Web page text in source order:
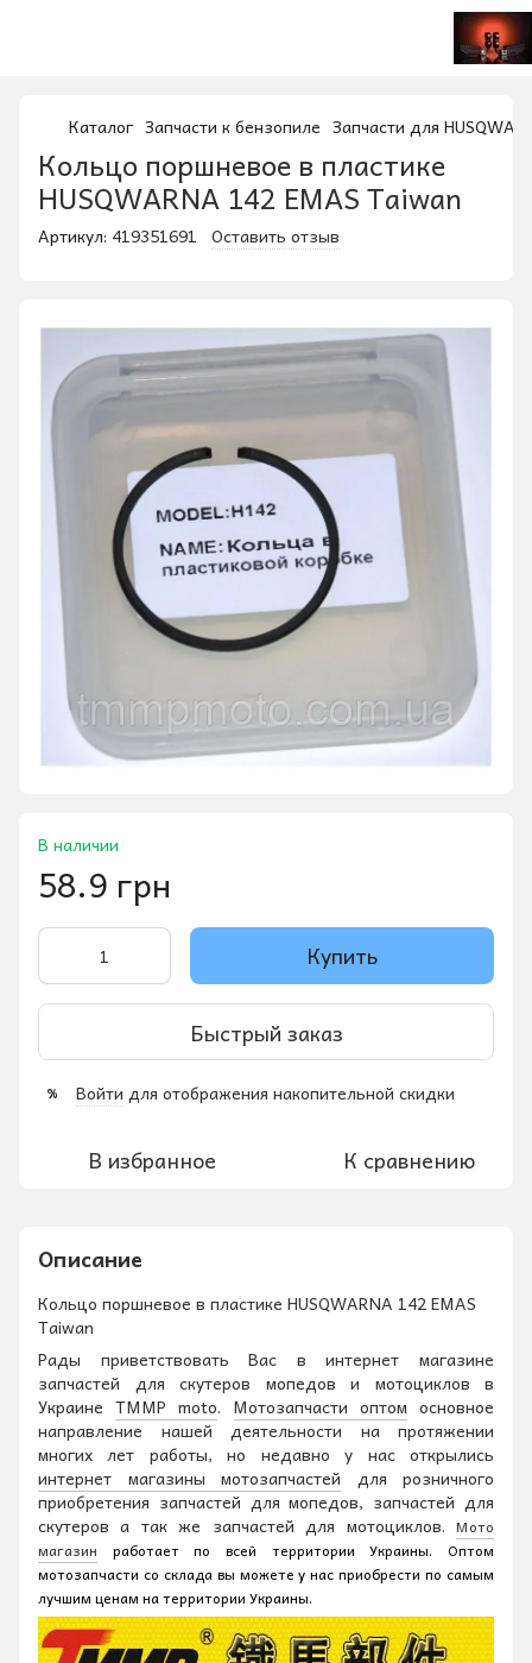
Каталог Запчасти к бензопиле Запчасти для
Кольцо поршневое в пластике
HUSQWARNA 142 EMAS Taiwan
Артикул: 419351691 Оставить отзыв
В наличии
58.9 грн
Купить
Быстрый заказ
% Войти для отображения накопительной скидки
В избранное К сравнению
Описание
Кольцо поршневое в пластике HUSQWARNA 142 EMAS
Taiwan
Рады приветствовать Вас в интернет магазине
запчастей для скутеров мопедов и мотоциклов в
УкраинеTMMP moto. Мотозапчасти оптомосновное
направление нашей деятельности на протяжении
многих лет работы, но недавно у нас открылись
интернет магазины мотозапчастей для розничного
приобретения запчастей для мопедов, запчастей для
скутеров а так же запчастей для мотоциклов. Мото
магазин работает по всей территории Украины. Оптом
мотозапчасти со склада вы можете у нас приобрести по самым
лучшим ценам на территории Украины.